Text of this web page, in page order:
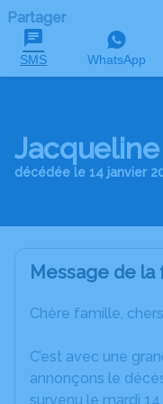
Partager
SMS WhatsApp
Jacqueline
décédée le 14 janvier
Message de la
Chère famille,
C’est avec une
annonçons le
survenu le mardi